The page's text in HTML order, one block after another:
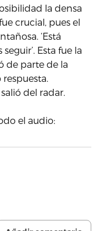
la densa
crucial, pues el
‘Está
Esta fue la
de parte de la
del radar.
el audio: